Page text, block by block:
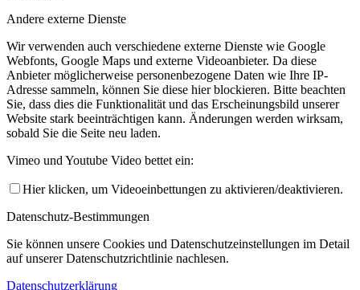
Andere externe Dienste
Wir verwenden auch verschiedene externe Dienste wie Google
Webfonts, Google Maps und externe Videoanbieter. Da diese
Anbieter möglicherweise personenbezogene Daten wie Ihre IP-
Adresse sammeln, können Sie diese hier blockieren. Bitte beachten
Sie, dass dies die Funktionalität und das Erscheinungsbild unserer
Website stark beeinträchtigen kann. Änderungen werden wirksam,
sobald Sie die Seite neu laden.
Vimeo und Youtube Video bettet ein:
Hier klicken, um Videoeinbettungen zu aktivieren/deaktivieren.
Datenschutz-Bestimmungen
Sie können unsere Cookies und Datenschutzeinstellungen im Detail
auf unserer Datenschutzrichtlinie nachlesen.
Datenschutzerklärung